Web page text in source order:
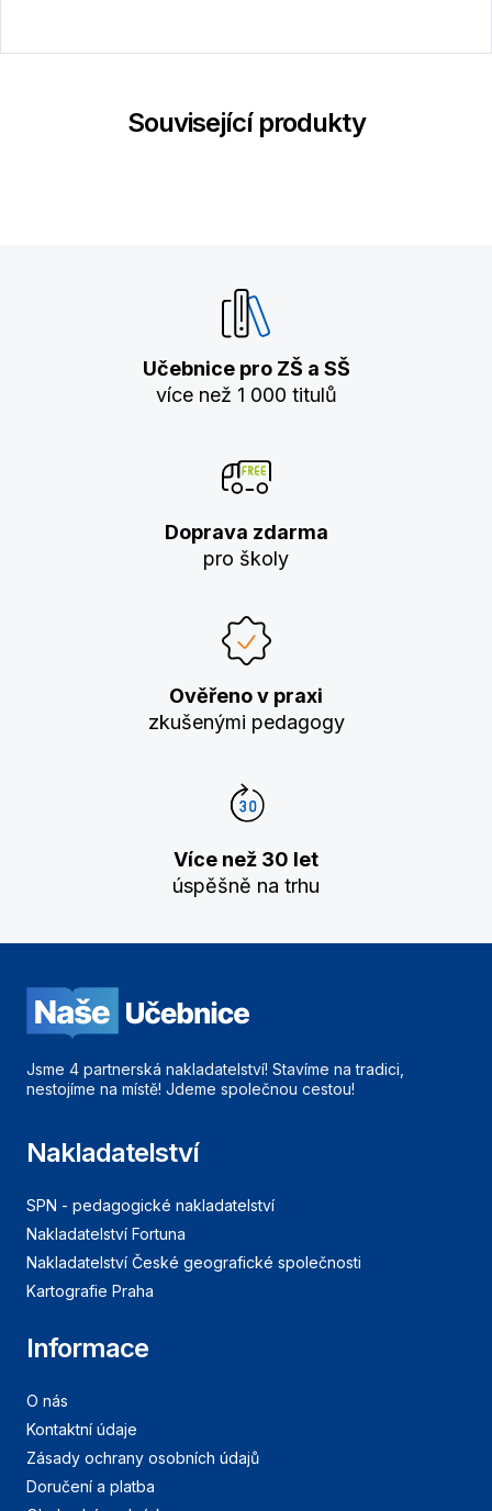
Související produkty
Učebnice pro ZŠ a SŠ
více než 1 000 titulů
Doprava zdarma
pro školy
Ověřeno v praxi
zkušenými pedagogy
Více než 30 let
úspěšně na trhu
Jsme 4 partnerská nakladatelství! Stavíme na tradici,
nestojíme na místě! Jdeme společnou cestou!
Nakladatelství
SPN - pedagogické nakladatelství
Nakladatelství Fortuna
Nakladatelství České geografické společnosti
Kartografie Praha
Informace
O nás
Kontaktní údaje
Zásady ochrany osobních údajů
Doručení a platba